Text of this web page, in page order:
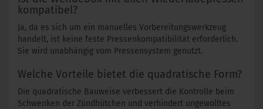
kompatibel?
Ja, da es sich um ein manuelles Vorbereitungswerkzeug
handelt, ist keine feste Pressenkompatibilität erforderlich.
Sie wird unabhängig vom Pressensystem genutzt.
Welche Vorteile bietet die quadratische Form?
Die quadratische Bauweise verbessert die Kontrolle beim
Schwenken der Zündhütchen und verhindert ungewolltes